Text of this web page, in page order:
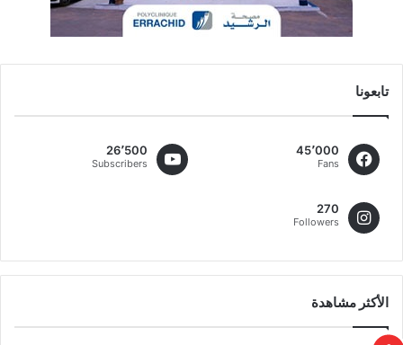
تابعونا
45٬000
Fans
26٬500
Subscribers
270
Followers
الأكثر مشاهدة